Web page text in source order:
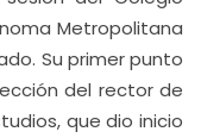
Metropolitana
Su primer punto
del rector de
que dio inicio